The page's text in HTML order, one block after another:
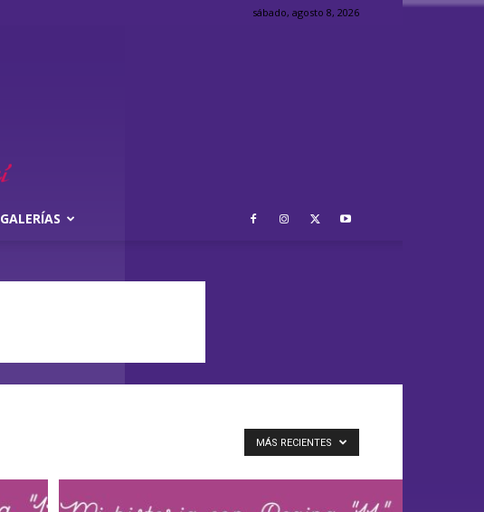
sábado, agosto 8, 2026
GALERÍAS
MÁS RECIENTES